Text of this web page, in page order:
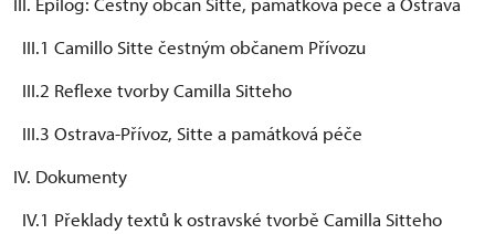
III.1 Camillo Sitte čestným občanem Přívozu
III.2 Reflexe tvorby Camilla Sitteho
III.3 Ostrava-Přívoz, Sitte a památková péče
IV. Dokumenty
IV.1 Překlady textů k ostravské tvorbě Camilla Sitteho